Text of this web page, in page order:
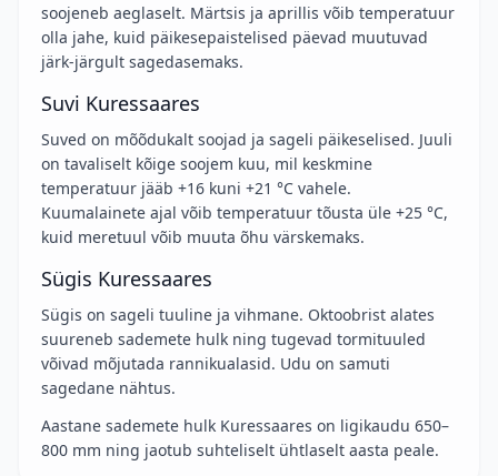
soojeneb aeglaselt. Märtsis ja aprillis võib temperatuur
olla jahe, kuid päikesepaistelised päevad muutuvad
järk-järgult sagedasemaks.
Suvi Kuressaares
Suved on mõõdukalt soojad ja sageli päikeselised. Juuli
on tavaliselt kõige soojem kuu, mil keskmine
temperatuur jääb +16 kuni +21 °C vahele.
Kuumalainete ajal võib temperatuur tõusta üle +25 °C,
kuid meretuul võib muuta õhu värskemaks.
Sügis Kuressaares
Sügis on sageli tuuline ja vihmane. Oktoobrist alates
suureneb sademete hulk ning tugevad tormituuled
võivad mõjutada rannikualasid. Udu on samuti
sagedane nähtus.
Aastane sademete hulk Kuressaares on ligikaudu 650–
800 mm ning jaotub suhteliselt ühtlaselt aasta peale.